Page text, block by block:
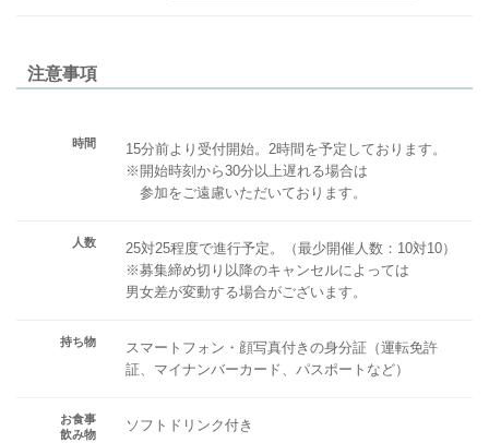
注意事項
時間
15分前より受付開始。2時間を予定しております。
※開始時刻から30分以上遅れる場合は
参加をご遠慮いただいております。
人数
25対25程度で進行予定。（最少開催人数：10対10）
※募集締め切り以降のキャンセルによっては
男女差が変動する場合がございます。
持ち物
スマートフォン・顔写真付きの身分証（運転免許
証、マイナンバーカード、パスポートなど）
お食事
飲み物
ソフトドリンク付き